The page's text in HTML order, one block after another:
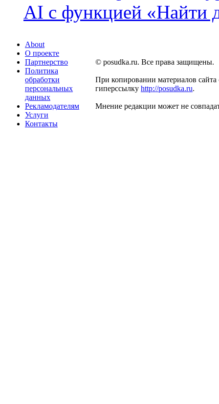
AI с функцией «Найти
About
О проекте
Партнерство
Политика
обработки
персональных
данных
Рекламодателям
Услуги
Контакты
© posudka.ru. Все права защищены.
При копировании материалов сайта
гиперссылку http://posudka.ru.
Мнение редакции может не